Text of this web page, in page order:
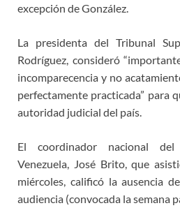
excepción de González.
La presidenta del Tribunal
Rodríguez, consideró
incomparecencia y no
perfectamente practicada” para
autoridad judicial del país.
El coordinador nacional
Venezuela, José Brito, que
miércoles, calificó la ausencia
audiencia (convocada la semana